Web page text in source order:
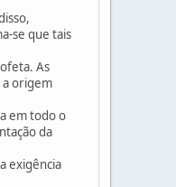
se que tais
As
a origem
em todo o
da
exigência